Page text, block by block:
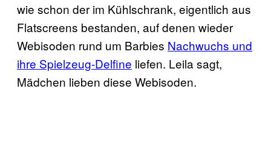
wie schon der im Kühlschrank, eigentlich aus
Flatscreens bestanden, auf denen wieder
Webisoden rund um Barbies Nachwuchs und
ihre Spielzeug-Delfine liefen. Leila sagt,
Mädchen lieben diese Webisoden.